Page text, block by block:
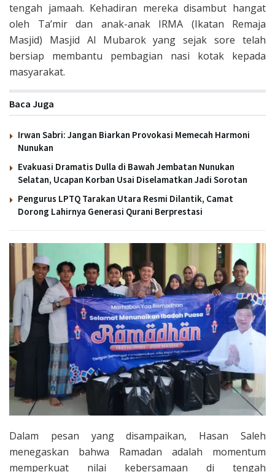
tengah jamaah. Kehadiran mereka disambut hangat
oleh Ta’mir dan anak-anak IRMA (Ikatan Remaja
Masjid) Masjid Al Mubarok yang sejak sore telah
bersiap membantu pembagian nasi kotak kepada
masyarakat.
Baca Juga
Irwan Sabri: Jangan Biarkan Provokasi Memecah Harmoni
Nunukan
Evakuasi Dramatis Dulla di Bawah Jembatan Nunukan
Selatan, Ucapan Korban Usai Diselamatkan Jadi Sorotan
Pengurus LPTQ Tarakan Utara Resmi Dilantik, Camat
Dorong Lahirnya Generasi Qurani Berprestasi
Dalam pesan yang disampaikan, Hasan Saleh
menegaskan bahwa Ramadan adalah momentum
memperkuat nilai kebersamaan di tengah